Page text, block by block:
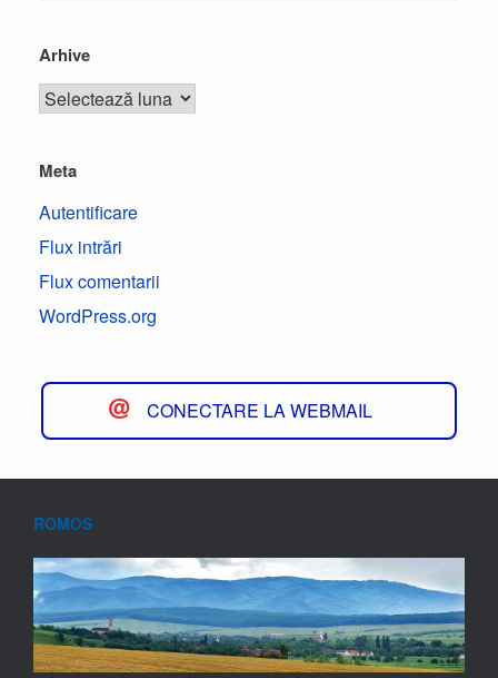
Arhive
Meta
Autentificare
Flux intrări
Flux comentarii
WordPress.org
CONECTARE LA WEBMAIL
ROMOS